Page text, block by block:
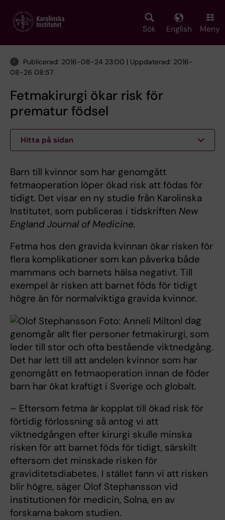
main
Sök English Meny
Publicerad: 2016-08-24 23:00 | Uppdaterad: 2016-
08-26 08:57
Fetmakirurgi ökar risk för
prematur födsel
Hitta på sidan
Barn till kvinnor som har genomgått
fetmaoperation löper ökad risk att födas för
tidigt. Det visar en ny studie från Karolinska
Institutet, som publiceras i tidskriften New
England Journal of Medicine.
Fetma hos den gravida kvinnan ökar risken för
flera komplikationer som kan påverka både
mammans och barnets hälsa negativt. Till
exempel är risken att barnet föds för tidigt
högre än för normalviktiga gravida kvinnor.
I dag
genomgår allt fler personer fetmakirurgi, som
leder till stor och ofta bestående viktnedgång.
Det har lett till att andelen kvinnor som har
genomgått en fetmaoperation innan de föder
barn har ökat kraftigt i Sverige och globalt.
– Eftersom fetma är kopplat till ökad risk för
förtidig förlossning så antog vi att
viktnedgången efter kirurgi skulle minska
risken för att barnet föds för tidigt, särskilt
eftersom det minskade risken för
graviditetsdiabetes. I stället fann vi att risken
blir högre, säger Olof Stephansson vid
institutionen för medicin, Solna, en av
forskarna bakom studien.